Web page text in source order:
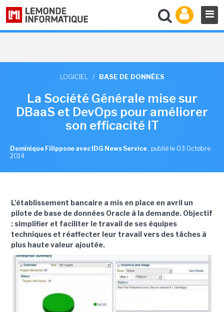
LOGICIEL / BASE DE DONNÉES
La Société Générale mise sur
DBaaS et DevOps pour améliorer
son efficacité IT
Dominique Filippone avec IDG News Service , publié le 03 Octobre
2014
L'établissement bancaire a mis en place en avril un
pilote de base de données Oracle à la demande. Objectif
: simplifier et faciliter le travail de ses équipes
techniques et réaffecter leur travail vers des tâches à
plus haute valeur ajoutée.